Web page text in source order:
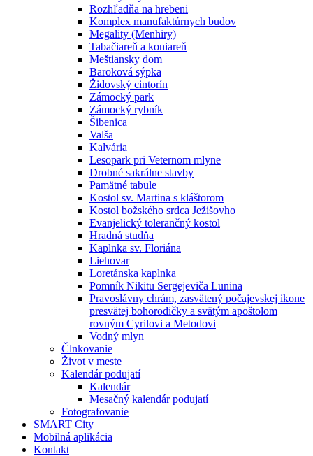
Rozhľadňa na hrebeni
Komplex manufaktúrnych budov
Megality (Menhiry)
Tabačiareň a koniareň
Meštiansky dom
Baroková sýpka
Židovský cintorín
Zámocký park
Zámocký rybník
Šibenica
Valša
Kalvária
Lesopark pri Veternom mlyne
Drobné sakrálne stavby
Pamätné tabule
Kostol sv. Martina s kláštorom
Kostol božského srdca Ježišovho
Evanjelický tolerančný kostol
Hradná studňa
Kaplnka sv. Floriána
Liehovar
Loretánska kaplnka
Pomník Nikitu Sergejeviča Lunina
Pravoslávny chrám, zasvätený počajevskej ikone
presvätej bohorodičky a svätým apoštolom
rovným Cyrilovi a Metodovi
Vodný mlyn
Člnkovanie
Život v meste
Kalendár podujatí
Kalendár
Mesačný kalendár podujatí
Fotografovanie
SMART City
Mobilná aplikácia
Kontakt